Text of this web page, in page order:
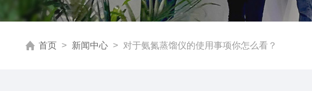
首页 > 新闻中心 > 对于氨氮蒸馏仪的使用事项你怎么看？